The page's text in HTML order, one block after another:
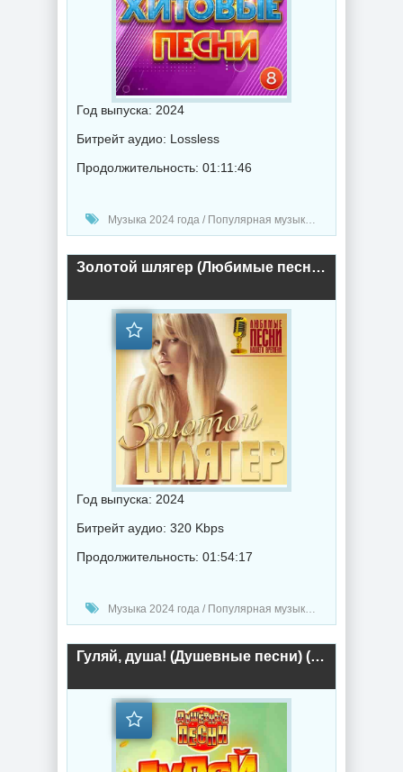
Год выпуска: 2024
Битрейт аудио: Lossless
Продолжительность: 01:11:46
Музыка 2024 года / Популярная музыка / Шансон музыка / Поп музыка / Сборник музыка
Золотой шлягер (Любимые песни нашего времени) (2024) торрент
Год выпуска: 2024
Битрейт аудио: 320 Kbps
Продолжительность: 01:54:17
Музыка 2024 года / Популярная музыка / Шансон музыка / Поп музыка / Сборник музыка
Гуляй, душа! (Душевные песни) (2024) торрент